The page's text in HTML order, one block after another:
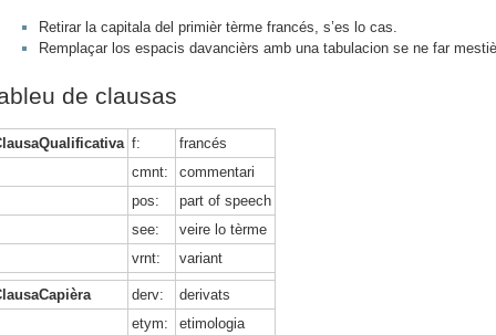
Retirar la capitala del primièr tèrme francés, s’es lo cas.
Remplaçar los espacis davancièrs amb una tabulacion se ne far
de clausas
f:
francés
cmnt:
commentari
pos:
part of speech
see:
veire lo tèrme
vrnt:
variant
derv:
derivats
etym:
etimologia